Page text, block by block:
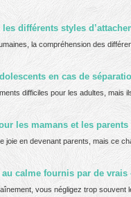
différents styles
la compréhension des
en cas de
difficiles pour les adultes, mais
les mamans et les parents
joie en devenant parents, mais ce
calme fournis par de
vous négligez trop souvent